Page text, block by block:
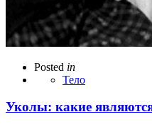
Posted in
Тело
Уколы: какие